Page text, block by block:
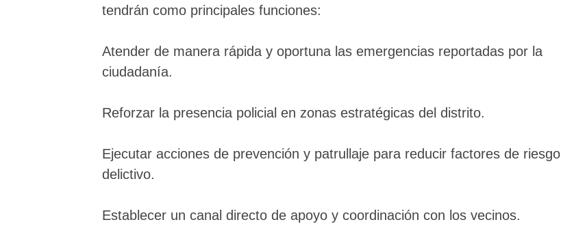
tendrán como principales funciones:
Atender de manera rápida y oportuna las emergencias reportadas por la
ciudadanía.
Reforzar la presencia policial en zonas estratégicas del distrito.
Ejecutar acciones de prevención y patrullaje para reducir factores de riesgo
delictivo.
Establecer un canal directo de apoyo y coordinación con los vecinos.